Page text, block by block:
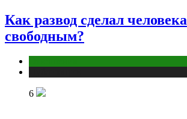
Как развод сделал человека
свободным?
6